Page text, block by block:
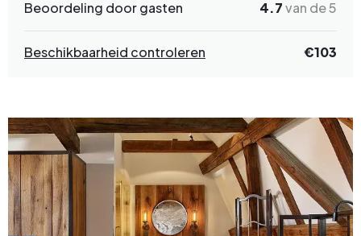
Beoordeling door gasten 4.7van de 5
Beschikbaarheid controleren €103